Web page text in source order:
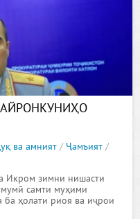
ва амният / Ҷамъият /
Икром зимни нишасти
самти муҳими
ба ҳолати риоя ва иҷрои